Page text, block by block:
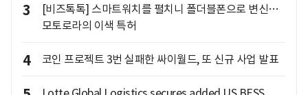
3
[비즈톡톡] 스마트워치를 펼치니 폴더블폰으로 변신…
모토로라의 이색 특허
4 코인 프로젝트 3번 실패한 싸이월드, 또 신규 사업 발표